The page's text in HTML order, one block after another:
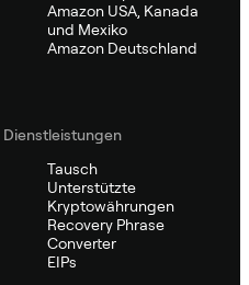
Amazon USA, Kanada
und Mexiko
Amazon Deutschland
Dienstleistungen
Tausch
Unterstützte
Kryptowährungen
Recovery Phrase
Converter
EIPs